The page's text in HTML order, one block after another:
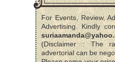
For Events, Review,
Advertising. Kindly
(Disclaimer : The
advertorial can be